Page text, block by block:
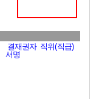
결재권자  직위(직급 )
서명